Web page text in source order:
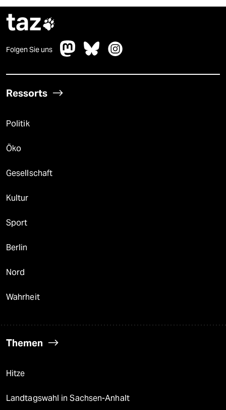
taz
Folgen Sie uns
Ressorts
Politik
Öko
Gesellschaft
Kultur
Sport
Berlin
Nord
Wahrheit
Themen
Hitze
Landtagswahl in Sachsen-Anhalt